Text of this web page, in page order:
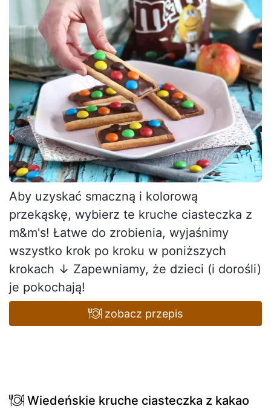
Aby uzyskać smaczną i kolorową
przekąskę, wybierz te kruche ciasteczka z
m&m's! Łatwe do zrobienia, wyjaśnimy
wszystko krok po kroku w poniższych
krokach ↓ Zapewniamy, że dzieci (i dorośli)
je pokochają!
zobacz przepis
Wiedeńskie kruche ciasteczka z kakao